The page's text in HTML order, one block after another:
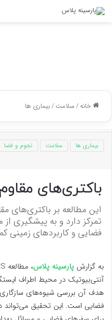
خانه/سلامت/بیماری ها
بیماری ها سلامت نجوم و فضا
باکتری‌های
این مطالعه بر باکتری‌های
تمرکز دارد و به پیشگیری
فضایی و کاربردهای زمینی
به گزارش پارسینه پلاس
آنتی‌بیوتیک در محیط اطراف
هدف آن بررسی شیوه‌های سازگاری
فضایی است. این تحقیق می‌تواند